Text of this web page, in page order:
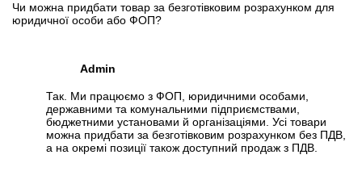
Чи можна придбати товар за безготівковим розрахунком для
юридичної особи або ФОП?
Admin
Так. Ми працюємо з ФОП, юридичними особами,
державними та комунальними підприємствами,
бюджетними установами й організаціями. Усі товари
можна придбати за безготівковим розрахунком без ПДВ,
а на окремі позиції також доступний продаж з ПДВ.